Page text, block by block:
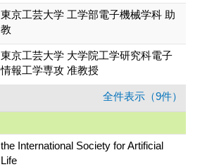
東京工芸大学 工学部電子機械学科 助
教
東京工芸大学 大学院工学研究科電子
情報工学専攻 准教授
全件表示（9件）
the International Society for Artificial
Life